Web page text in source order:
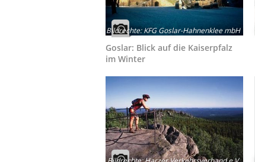
Bildrechte:KFG Goslar-Hahnenklee mbH
Goslar: Blick auf die Kaiserpfalz
im Winter